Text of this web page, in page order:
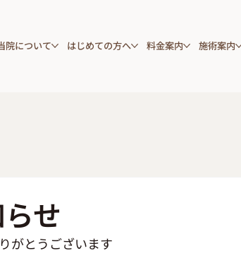
院について はじめての方へ 料金案内 施術案内
せ
がとうございます